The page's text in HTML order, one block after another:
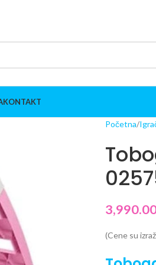
KONTAKT
Početna
(Cene su